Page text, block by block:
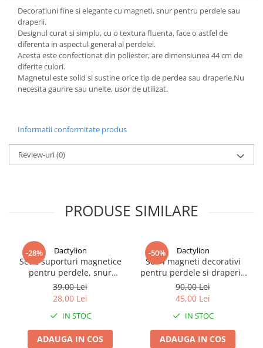
Decoratiuni fine si elegante cu magneti, snur pentru perdele sau
draperii.
Designul curat si simplu, cu o textura fluenta, face o astfel de
diferenta in aspectul general al perdelei.
Acesta este confectionat din poliester, are dimensiunea 44 cm de
diferite culori.
Magnetul este solid si sustine orice tip de perdea sau draperie.Nu
necesita gaurire sau unelte, usor de utilizat.
Informatii conformitate produs
Review-uri(0)
PRODUSE SIMILARE
-28% Dactylion
Set 2 suporturi magnetice
pentru perdele, snur
decorativ din poliester, 44
cm, auriu deschis
39,00 Lei
28,00 Lei
IN STOC
ADAUGA IN COS
-50% Dactylion
Set 4 magneti decorativi
pentru perdele si draperii,
tip snur, poliester, 44 cm -
Maro inchis
90,00 Lei
45,00 Lei
IN STOC
ADAUGA IN COS